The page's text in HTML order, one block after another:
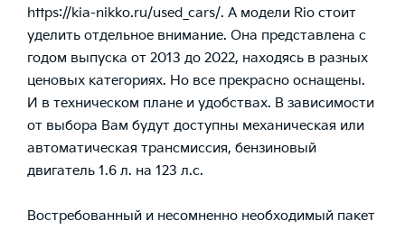
https://kia-nikko.ru/used_cars/. А модели Rio стоит
уделить отдельное внимание. Она представлена с
годом выпуска от 2013 до 2022, находясь в разных
ценовых категориях. Но все прекрасно оснащены.
И в техническом плане и удобствах. В зависимости
от выбора Вам будут доступны механическая или
автоматическая трансмиссия, бензиновый
двигатель 1.6 л. на 123 л.с.
Востребованный и несомненно необходимый пакет